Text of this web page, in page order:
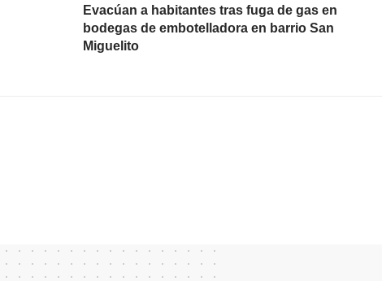
Evacúan a habitantes tras fuga de gas en
bodegas de embotelladora en barrio San
Miguelito